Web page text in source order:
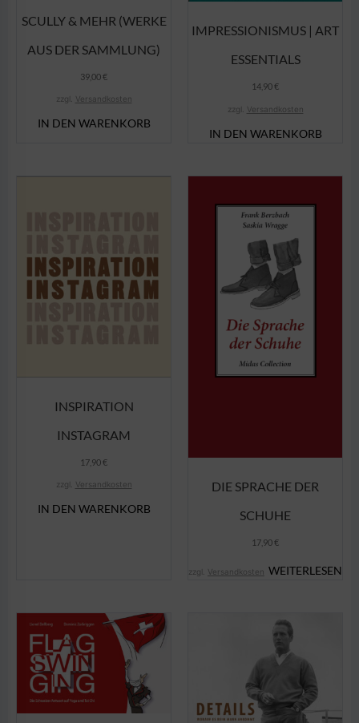
SCULLY & MEHR (WERKE
AUS DER SAMMLUNG)
39,00€
zzgl. Versandkosten
IN DEN WARENKORB
IMPRESSIONISMUS | ART
ESSENTIALS
14,90€
zzgl. Versandkosten
IN DEN WARENKORB
INSPIRATION
INSTAGRAM
17,90€
zzgl. Versandkosten
IN DEN WARENKORB
DIE SPRACHE DER
SCHUHE
17,90€
zzgl. Versandkosten WEITERLESEN